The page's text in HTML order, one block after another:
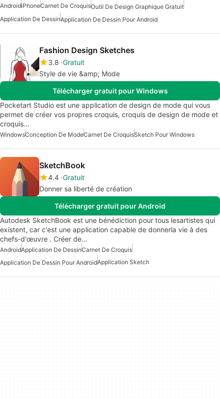
AndroidiPhoneCarnet De CroquisOutil De Design Graphique Gratuit
Application De DessinApplication De Dessin Pour Android
Fashion Design Sketches
3.8 Gratuit
Style de vie &amp; Mode
Télécharger gratuit pour Windows
Pocketart Studio est une application de design de mode qui vous
permet de créer vos propres croquis, croquis de design de mode et
croquis…
WindowsConception De ModeCarnet De CroquisSketch Pour Windows
SketchBook
4.4 Gratuit
Donner sa liberté de création
Télécharger gratuit pour Android
Autodesk SketchBook est une bénédiction pour tous lesartistes qui
existent, car c'est une application capable de donnerla vie à des
chefs-d'œuvre . Créer de…
AndroidApplication De DessinCarnet De Croquis
Application De Dessin Pour AndroidApplication Sketch